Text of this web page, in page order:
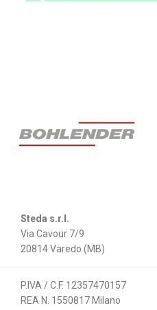
Steda s.r.l.
Via Cavour 7/9
20814 Varedo (MB)
P.IVA / C.F. 12357470157
REA N. 1550817 Milano